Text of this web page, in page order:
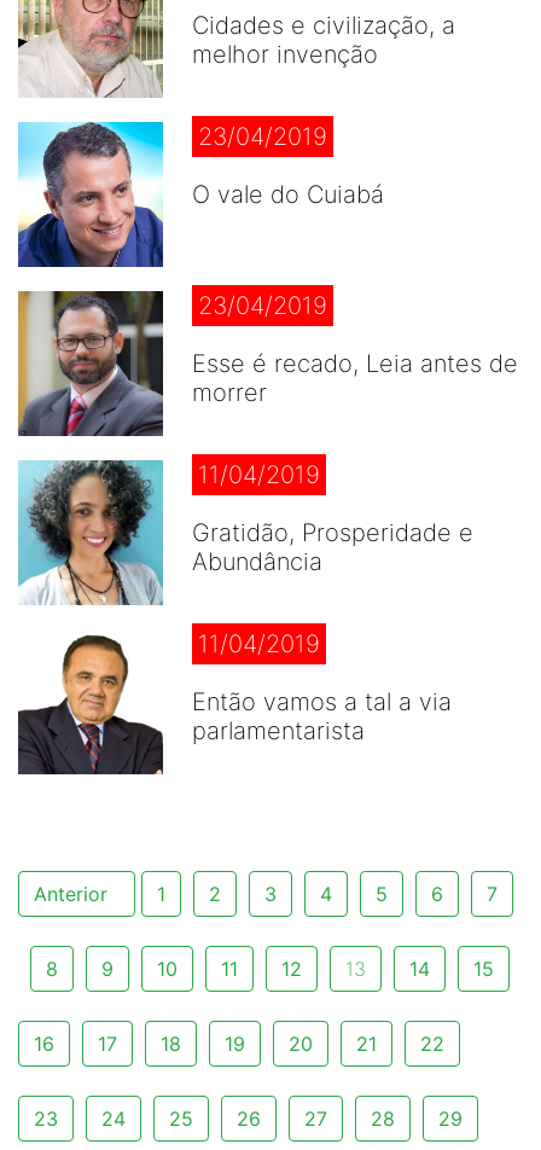
Cidades e civilização, a
melhor invenção
23/04/2019
O vale do Cuiabá
23/04/2019
Esse é recado, Leia antes de
morrer
11/04/2019
Gratidão, Prosperidade e
Abundância
11/04/2019
Então vamos a tal a via
parlamentarista
Anterior 1 2 3 4 5 6 7
8 9 10 11 12 13 14 15
16 17 18 19 20 21 22
23 24 25 26 27 28 29